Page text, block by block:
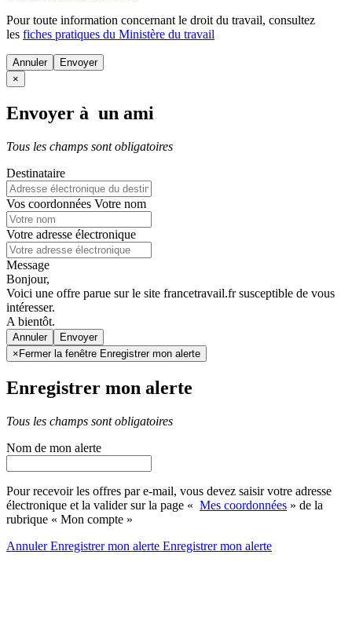
Pour toute information concernant le droit du travail, consultez
les fiches pratiques du Ministère du travail
Annuler
×
Envoyer à un ami
Tous les champs sont obligatoires
Destinataire
Vos coordonnées Votre nom
Votre adresse électronique
Message
Bonjour,
Voici une offre parue sur le site francetravail.fr susceptible de vous
intéresser.
A bientôt.
Annuler
× Fermer la fenêtre Enregistrer mon alerte
Enregistrer mon alerte
Tous les champs sont obligatoires
Nom de mon alerte
Pour recevoir les offres par e-mail, vous devez saisir votre adresse
électronique et la valider sur la page « Mes coordonnées » de la
rubrique « Mon compte »
AnnulerEnregistrer mon alerte Enregistrermon alerte